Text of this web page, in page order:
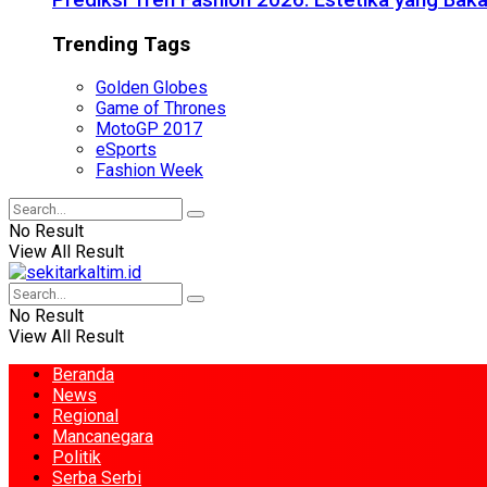
Trending Tags
Golden Globes
Game of Thrones
MotoGP 2017
eSports
Fashion Week
No Result
View All Result
No Result
View All Result
Beranda
News
Regional
Mancanegara
Politik
Serba Serbi